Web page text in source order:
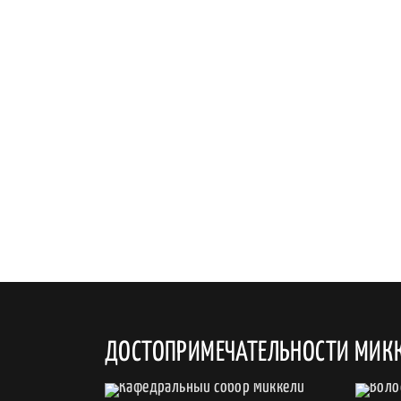
ДОСТОПРИМЕЧАТЕЛЬНОСТИ